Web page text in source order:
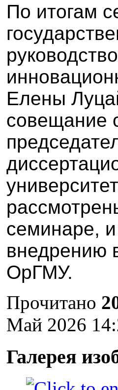
По итогам
Елены
совещание
семинаре,
внедрению
ОрГМУ.
Прочитано
Май 2026
Галерея